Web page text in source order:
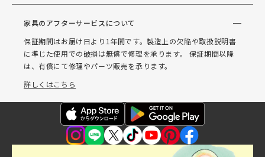
家具のアフターサービスについて
保証期間はお届け日より1年間です。製造上の欠陥や取扱説明書
に準じた使用での破損は無償で修理を承ります。 保証期間以降
は、有償にて修理やパーツ販売を承ります。
詳しくはこちら